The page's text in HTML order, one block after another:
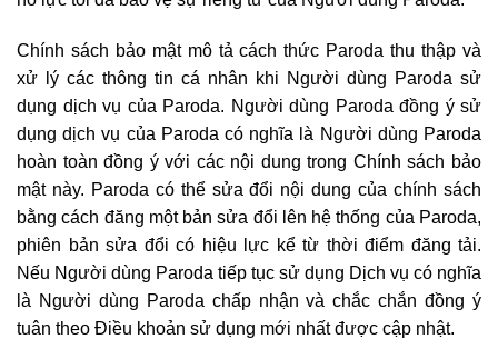
Chính sách bảo mật mô tả cách thức Paroda thu thập và
xử lý các thông tin cá nhân khi Người dùng Paroda sử
dụng dịch vụ của Paroda. Người dùng Paroda đồng ý sử
dụng dịch vụ của Paroda có nghĩa là Người dùng Paroda
hoàn toàn đồng ý với các nội dung trong Chính sách bảo
mật này. Paroda có thể sửa đổi nội dung của chính sách
bằng cách đăng một bản sửa đổi lên hệ thống của Paroda,
phiên bản sửa đổi có hiệu lực kể từ thời điểm đăng tải.
Nếu Người dùng Paroda tiếp tục sử dụng Dịch vụ có nghĩa
là Người dùng Paroda chấp nhận và chắc chắn đồng ý
tuân theo Điều khoản sử dụng mới nhất được cập nhật.